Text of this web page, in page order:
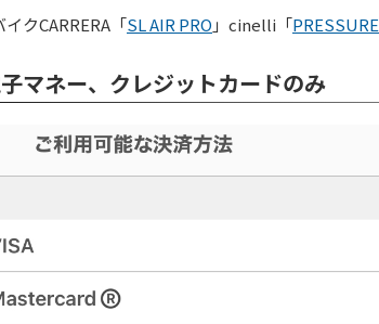
クCARRERA「SL AIR PRO 」cinelli「PRESSURE
マネー、クレジットカードのみ